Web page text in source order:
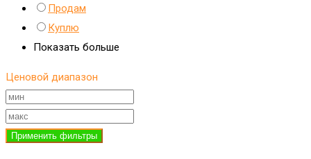
Продам
Куплю
Показать больше
Ценовой диапазон
Применить фильтры